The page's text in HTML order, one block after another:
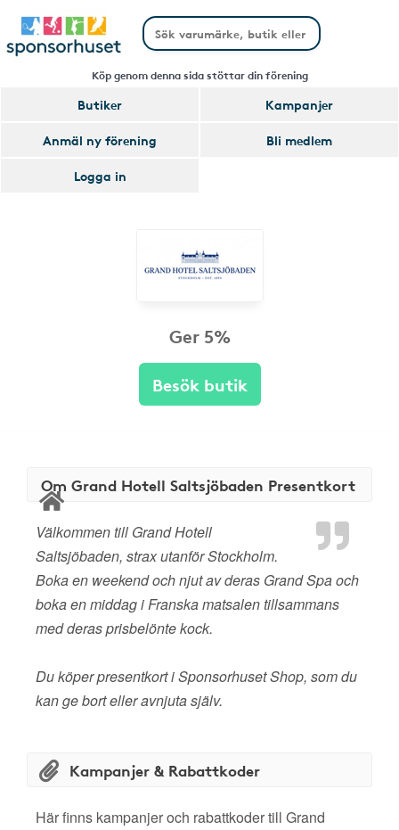
Köp genom denna sida stöttar din förening
Butiker
Kampanjer
Anmäl ny förening
Bli medlem
Logga in
Ger 5%
Besök butik
Om Grand Hotell Saltsjöbaden Presentkort
Välkommen till Grand Hotell
Saltsjöbaden, strax utanför Stockholm.
Boka en weekend och njut av deras Grand Spa och
boka en middag i Franska matsalen tillsammans
med deras prisbelönte kock.
Du köper presentkort i Sponsorhuset Shop, som du
kan ge bort eller avnjuta själv.
Kampanjer & Rabattkoder
Här finns kampanjer och rabattkoder till Grand